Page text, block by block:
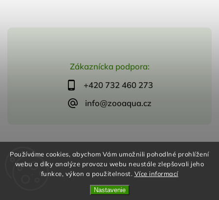
Používáme cookies, abychom Vám umožnili pohodlné prohlížení
webu a díky analýze provozu webu neustále zlepšovali jeho
funkce, výkon a použitelnost. Více informací
Nastavenie
Zákaznícka podpora:
+420 732 460 273
info@zooaqua.cz
VytvořilShoptet | DesignShoptak.cz